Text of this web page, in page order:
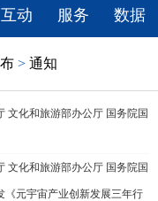
互动 服务 数据
> 通知
文化和旅游部办公厅 国务院国
文化和旅游部办公厅 国务院国
《元宇宙产业创新发展三年行